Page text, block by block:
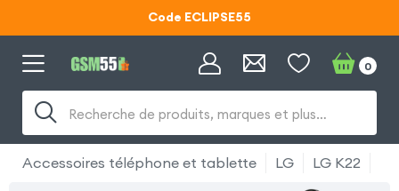
Code ECLIPSE55
Recherche de produits, marques et plus…
0
Accessoires téléphone et tablette LG LG K22